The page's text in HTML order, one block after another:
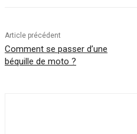
Article précédent
Comment se passer d’une
béquille de moto ?